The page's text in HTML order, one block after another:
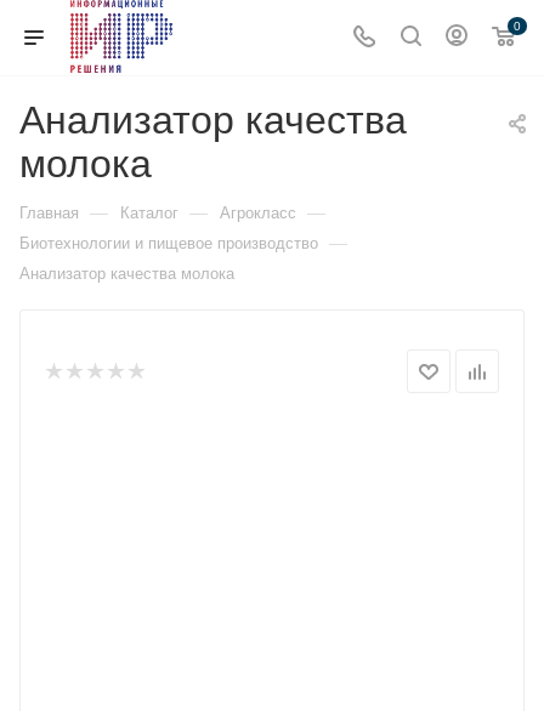
0
Анализатор качества
молока
Главная — Каталог — Агрокласс —
Биотехнологии и пищевое производство —
Анализатор качества молока